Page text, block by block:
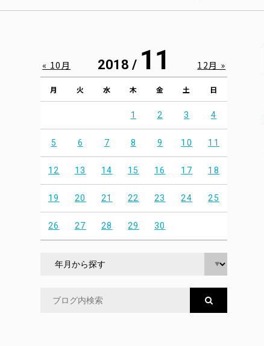
2018 / 11
月 火 水 木 金 土 日
1 2 3 4
5 6 7 8 9 10 11
12 13 14 15 16 17 18
19 20 21 22 23 24 25
26 27 28 29 30
« 10月 12月 »